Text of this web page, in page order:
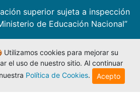
superior sujeta a inspección
de Educación Nacional”
cookies para mejorar su
el uso de nuestro sitio. Al continuar
Política de Cookies. Acepto